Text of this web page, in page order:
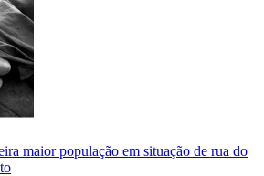
maior população em situação de rua do